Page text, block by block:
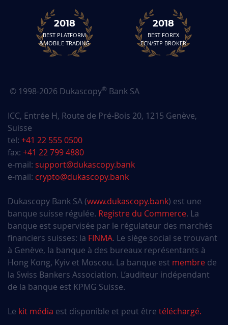
kDD8gBAb Janvier 15, 2026 Janvier 15, 2027
pTYHdqrh Janvier 14, 2026 Janvier 14, 2027
wjezei38 Janvier 05, 2026
Gn5rsq2F Janvier 05, 2026 Janvier 05, 2027
DnDZhafZ Janvier 01, 2026
AZmwplqV Décembre 31, 2025
lhKlfVFC Décembre 30, 2025 Décembre 30, 2026
eqgJY9uI Décembre 29, 2025 Décembre 29, 2026
0K2S5jSe Décembre 29, 2025 Décembre 29, 2026
cZkcPzJq Décembre 28, 2025
x0dj0xIV Décembre 27, 2025 Décembre 27, 2026
2018
BEST PLATFORM
&MOBILE TRADING
2018
BEST FOREX
ECN/STP BROKER
© 1998-2026 Dukascopy® Bank SA
ICC, Entrée H, Route de Pré-Bois 20, 1215 Genève,
Suisse
tel: +41 22 555 0500
fax: +41 22 799 4880
e-mail: support@dukascopy.bank
e-mail: crypto@dukascopy.bank
Dukascopy Bank SA (www.dukascopy.bank) est une
banque suisse régulée. Registre du Commerce. La
banque est supervisée par le régulateur des marchés
financiers suisses: la FINMA. Le siège social se trouvant
à Genève, la banque à des bureaux représentants à
Hong Kong, Kyiv et Moscou. La banque est membre de
la Swiss Bankers Association. L’auditeur indépendant
de la banque est KPMG Suisse.
Le kit média est disponible et peut être téléchargé.